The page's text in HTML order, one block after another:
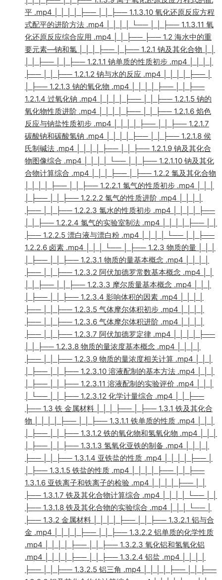
平 .mp4 │ │ │ │ ├── │ │ ├── 1.1.3.10 氧化还原反应方程
式配平的进阶方法 .mp4 │ │ │ │ └── │ │ ├── 1.1.3.11 氧
化还原反应综合应用 .mp4 │ │ ├── ├── 1.2 海水中的重
要元素—钠和氯 │ │ │ ├── │ ├── 1.2.1 钠及其化合物 │ │
│ │ ├── │ │ ├── 1.2.1.1 钠单质的性质初步 .mp4 │ │ │ │
├── │ │ ├── 1.2.1.2 钠与水的反应 .mp4 │ │ │ │ ├── │
│ ├── 1.2.1.3 钠的氧化物 .mp4 │ │ │ │ ├── │ │ ├──
1.2.1.4 过氧化钠 .mp4 │ │ │ │ ├── │ │ ├── 1.2.1.5 钠的
氧化物性质进阶 .mp4 │ │ │ │ ├── │ │ ├── 1.2.1.6 焰色
反应与钠盐性质初步 .mp4 │ │ │ │ ├── │ │ ├── 1.2.1.7
碳酸钠和碳酸氢钠 .mp4 │ │ │ │ ├── │ │ ├── 1.2.1.8 侯
氏制碱法 .mp4 │ │ │ │ ├── │ │ ├── 1.2.1.9 钠及其化合
物图像综合 .mp4 │ │ │ │ └── │ │ ├── 1.2.1.10 钠及其化
合物计算综合 .mp4 │ │ │ ├── │ ├── 1.2.2 氯及其化合物
│ │ │ │ ├── │ │ ├── 1.2.2.1 氯气的性质初步 .mp4 │ │ │
│ ├── │ │ ├── 1.2.2.2 氯气的性质进阶 .mp4 │ │ │ │
├── │ │ ├── 1.2.2.3 氯水的性质初步 .mp4 │ │ │ │ ├──
│ │ ├── 1.2.2.4 氯气的实验室制法 .mp4 │ │ │ │ ├── │ │
├── 1.2.2.5 漂白液与漂白粉 .mp4 │ │ │ │ └── │ │ ├──
1.2.2.6 卤素 .mp4 │ │ │ └── │ ├── 1.2.3 物质的量 │ │ │
│ ├── │ │ ├── 1.2.3.1 物质的量基本概念 .mp4 │ │ │ │
├── │ │ ├── 1.2.3.2 阿伏加德罗常数基本概念 .mp4 │ │
│ │ ├── │ │ ├── 1.2.3.3 摩尔质量基本概念 .mp4 │ │ │
│ ├── │ │ ├── 1.2.3.4 影响体积的因素 .mp4 │ │ │ │
├── │ │ ├── 1.2.3.5 气体摩尔体积初步 .mp4 │ │ │ │
├── │ │ ├── 1.2.3.6 气体摩尔体积进阶 .mp4 │ │ │ │
├── │ │ ├── 1.2.3.7 阿伏加德罗定律 .mp4 │ │ │ │ ├──
│ │ ├── 1.2.3.8 物质的量浓度基本概念 .mp4 │ │ │ │
├── │ │ ├── 1.2.3.9 物质的量浓度相关计算 .mp4 │ │ │
│ ├── │ │ ├── 1.2.3.10 溶液配制的基本方法 .mp4 │ │ │
│ ├── │ │ ├── 1.2.3.11 溶液配制的实验评价 .mp4 │ │ │
│ └── │ │ ├── 1.2.3.12 化学计量综合 .mp4 │ │ ├──
├── 1.3 铁 金属材料 │ │ │ ├── │ ├── 1.3.1 铁及其化合
物 │ │ │ │ ├── │ │ ├── 1.3.1.1 铁单质的性质 .mp4 │ │ │
│ ├── │ │ ├── 1.3.1.2 铁的氧化物和氢氧化物 .mp4 │ │ │
│ ├── │ │ ├── 1.3.1.3 氢氧化亚铁的制备 .mp4 │ │ │ │
├── │ │ ├── 1.3.1.4 亚铁盐的性质 .mp4 │ │ │ │ ├── │
│ ├── 1.3.1.5 铁盐的性质 .mp4 │ │ │ │ ├── │ │ ├──
1.3.1.6 亚铁离子和铁离子的检验 .mp4 │ │ │ │ ├── │ │
├── 1.3.1.7 铁及其化合物计算综合 .mp4 │ │ │ │ └── │ │
├── 1.3.1.8 铁及其化合物的实验综合 .mp4 │ │ │ └── │
├── 1.3.2 金属材料 │ │ │ │ ├── │ │ ├── 1.3.2.1 铝与合
金 .mp4 │ │ │ │ ├── │ │ ├── 1.3.2.2 铝单质的化学性质
.mp4 │ │ │ │ ├── │ │ ├── 1.3.2.3 氧化铝和氢氧化铝
.mp4 │ │ │ │ ├── │ │ ├── 1.3.2.4 铝盐 .mp4 │ │ │ │
├── │ │ ├── 1.3.2.5 铝三角 .mp4 │ │ │ │ ├── │ │ ├──